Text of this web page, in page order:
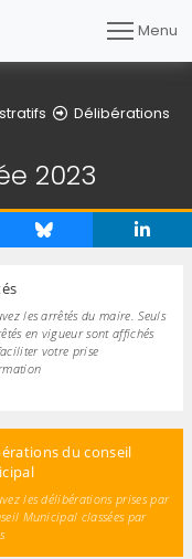
Menu
Délibérations
2023
les arrêtés du maire. Seuls
en vigueur sont affichés
votre prise
du conseil
les délibérations prises par
Municipal classées par